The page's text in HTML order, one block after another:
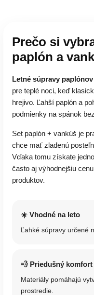
Prečo si
paplón a
Letné súpravy
pre teplé noci, keď
hrejivo. Ľahší paplón a
podmienky na spánok
Set paplón + vankúš je
chce mať zladenú
Vďaka tomu získate
často aj výhodnejšiu
produktov.
☀️ Vhodné na leto
Ľahké súpravy určené
💨 Priedušný komfort
Materiály pomáhajú
prostredie.